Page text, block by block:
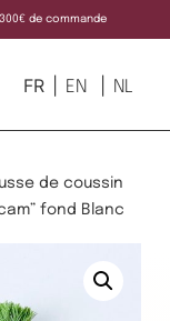
de commande
FR EN NL
de coussin
fond Blanc